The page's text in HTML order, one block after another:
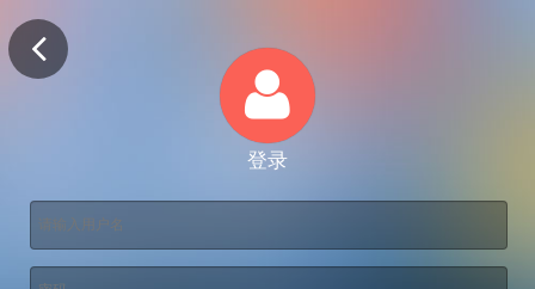
登录